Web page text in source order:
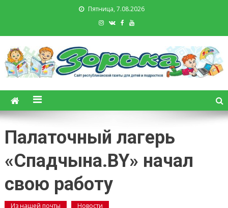
Пятница, 7.08.2026
Зорька. Газета для детей и
подростков
Палаточный лагерь
«Спадчына.BY» начал
свою работу
Из нашей почты Новости